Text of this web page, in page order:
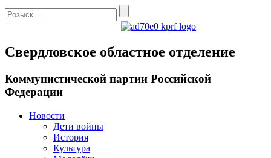
Свердловское областное отделение
Коммунистической партии Российской
Федерации
Новости
Дети войны
История
Культура